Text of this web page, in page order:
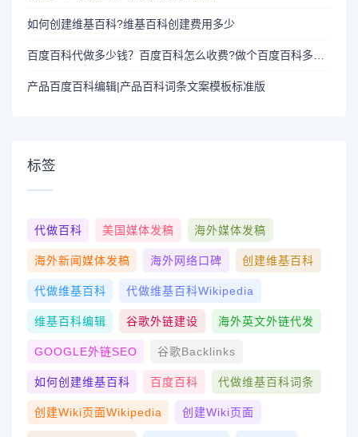
如何创建维基百科?维基百科创建费用多少
产品百度百科编辑|产品百科词条文案模板标准版
标签
代做百科 美国媒体发稿 海外媒体发稿
海外新闻媒体发稿 海外网络口碑 创建维基百科
代做维基百科 代做维基百科wikipedia
维基百科编辑 谷歌外链建设 海外英文外链代发
GOOGLE外链SEO 谷歌Backlinks
如何创建维基百科 百度百科 代做维基百科词条
创建wiki页面Wikipedia 创建wiki页面